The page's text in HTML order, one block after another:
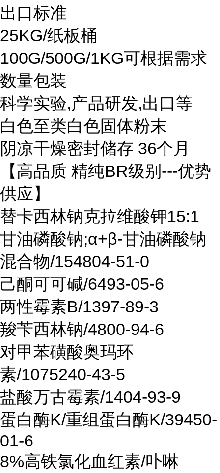
出口标准
25KG/纸板桶
100G/500G/1KG可根据需求
数量包装
科学实验,产品研发,出口等
白色至类白色固体粉末
阴凉干燥密封储存 36个月
【高品质 精纯BR级别---优势
供应】
替卡西林钠克拉维酸钾15:1
甘油磷酸钠;α+β-甘油磷酸钠
混合物/154804-51-0
己酮可可碱/6493-05-6
两性霉素B/1397-89-3
羧苄西林钠/4800-94-6
对甲苯磺酸奥玛环
素/1075240-43-5
盐酸万古霉素/1404-93-9
蛋白酶K/重组蛋白酶K/39450-
01-6
8%高铁氯化血红素/卟啉